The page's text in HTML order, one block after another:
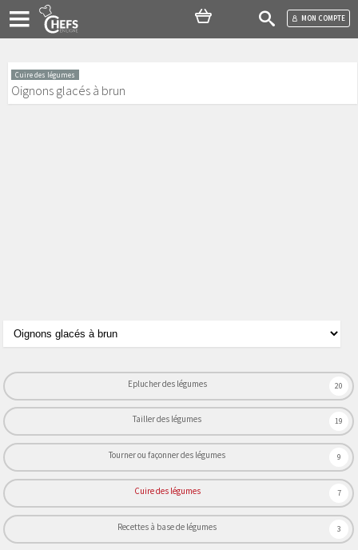
MON COMPTE
Cuire des légumes
Oignons glacés à brun
Eplucher des légumes 20
Tailler des légumes 19
Tourner ou façonner des légumes 9
Cuire des légumes 7
Recettes à base de légumes 3